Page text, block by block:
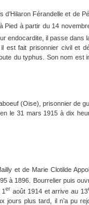
Férandelle et de
Pied à partir du 14
endocardite, il passe dans
est fait prisonnier civil et
du typhus. Son nom est
(Oise), prisonnier de
le 31 mars 1915 à dix
et de Marie Clotilde
à 1896. Bourrelier puis
1er août 1914 et arrive au 13
jours plus tard, il n’a pu